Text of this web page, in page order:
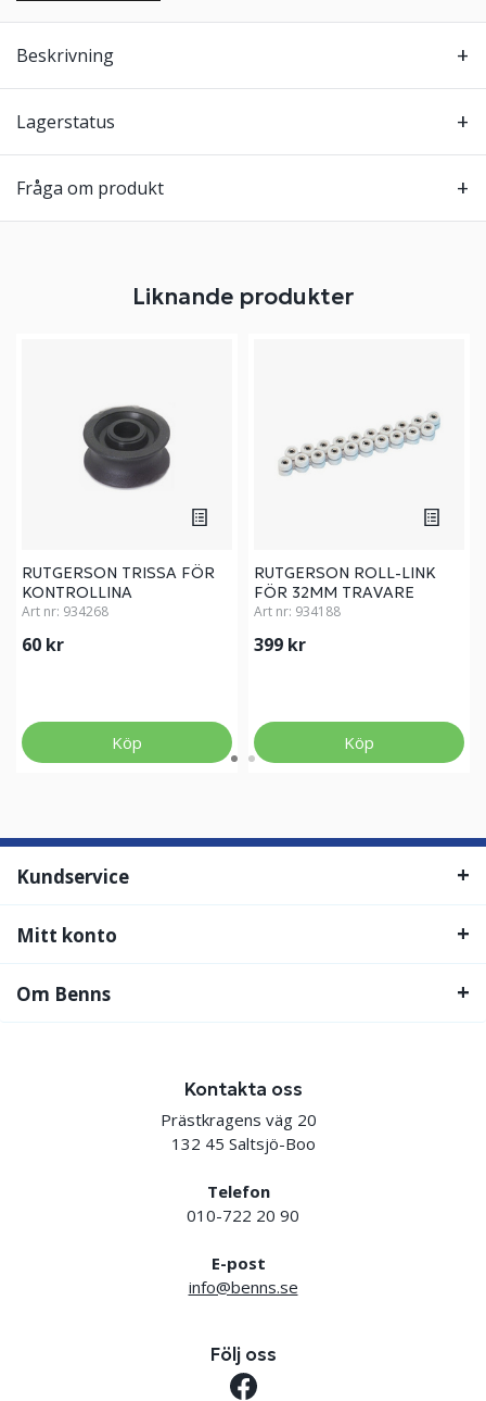
Beskrivning
Lagerstatus
Fråga om produkt
Liknande produkter
RUTGERSON TRISSA FÖR
KONTROLLINA
Art nr: 934268
60 kr
Köp
RUTGERSON ROLL-LINK
FÖR 32MM TRAVARE
Art nr: 934188
399 kr
Köp
Kundservice
Mitt konto
Om Benns
Kontakta oss
Prästkragens väg 20
132 45 Saltsjö-Boo
Telefon
010-722 20 90
E-post
info@benns.se
Följ oss